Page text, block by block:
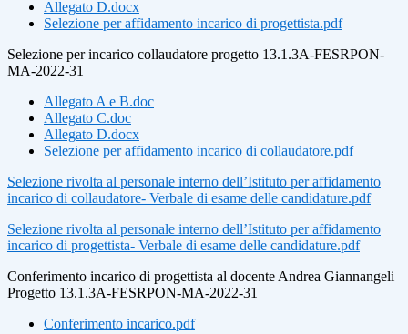
Allegato D.docx
Selezione per affidamento incarico di progettista.pdf
Selezione per incarico collaudatore progetto 13.1.3A-FESRPON-
MA-2022-31
Allegato A e B.doc
Allegato C.doc
Allegato D.docx
Selezione per affidamento incarico di collaudatore.pdf
Selezione rivolta al personale interno dell’Istituto per affidamento
incarico di collaudatore- Verbale di esame delle candidature.pdf
Selezione rivolta al personale interno dell’Istituto per affidamento
incarico di progettista- Verbale di esame delle candidature.pdf
Conferimento incarico di progettista al docente Andrea Giannangeli
Progetto 13.1.3A-FESRPON-MA-2022-31
Conferimento incarico.pdf